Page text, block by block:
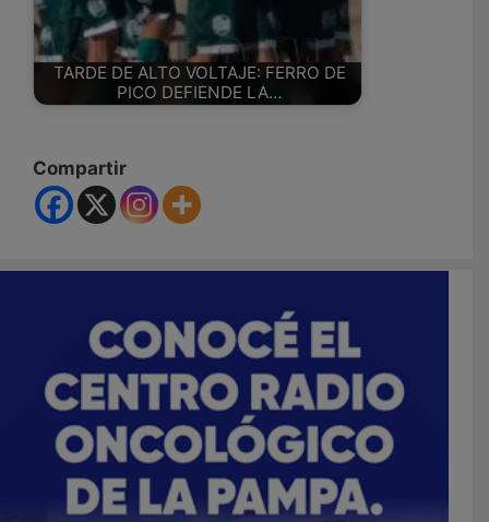
TARDE DE ALTO VOLTAJE: FERRO DE
PICO DEFIENDE LA…
Compartir